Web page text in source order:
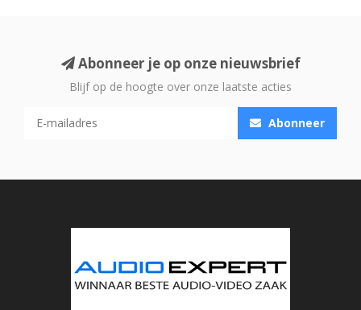
Abonneer je op onze nieuwsbrief
Blijf op de hoogte over onze laatste acties
Abonneer